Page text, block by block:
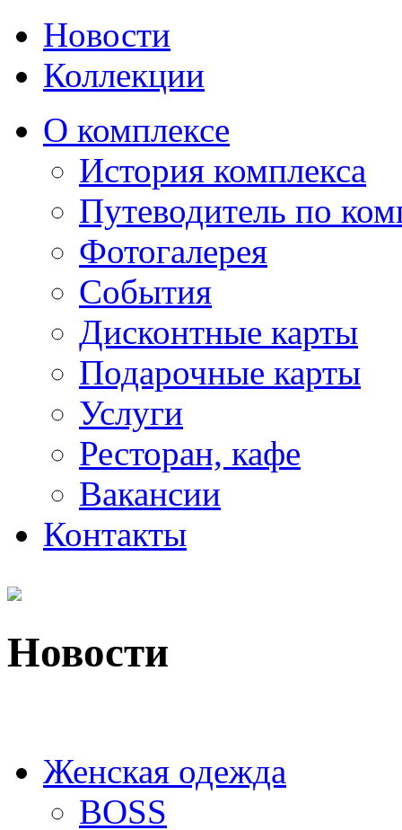
Новости
Коллекции
О комплексе
История комплекса
Путеводитель по
Фотогалерея
События
Дисконтные карты
Подарочные карты
Услуги
Ресторан, кафе
Вакансии
Контакты
Новости
Женская одежда
BOSS